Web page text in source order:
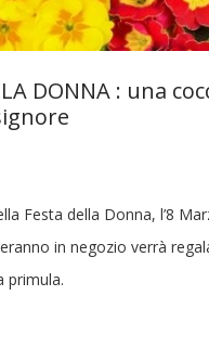
DONNA : una
Festa della Donna, l’8
in negozio verrà
primula.